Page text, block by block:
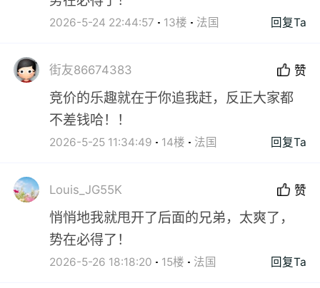
2026-5-24 22:44:57 13楼 法国 回复Ta
街友86674383 赞
竞价的乐趣就在于你追我赶，反正大家都
不差钱哈！！
2026-5-25 11:34:49 14楼 法国 回复Ta
Louis_JG55K 赞
悄悄地我就甩开了后面的兄弟，太爽了，
势在必得了！
2026-5-26 18:18:20 15楼 法国 回复Ta